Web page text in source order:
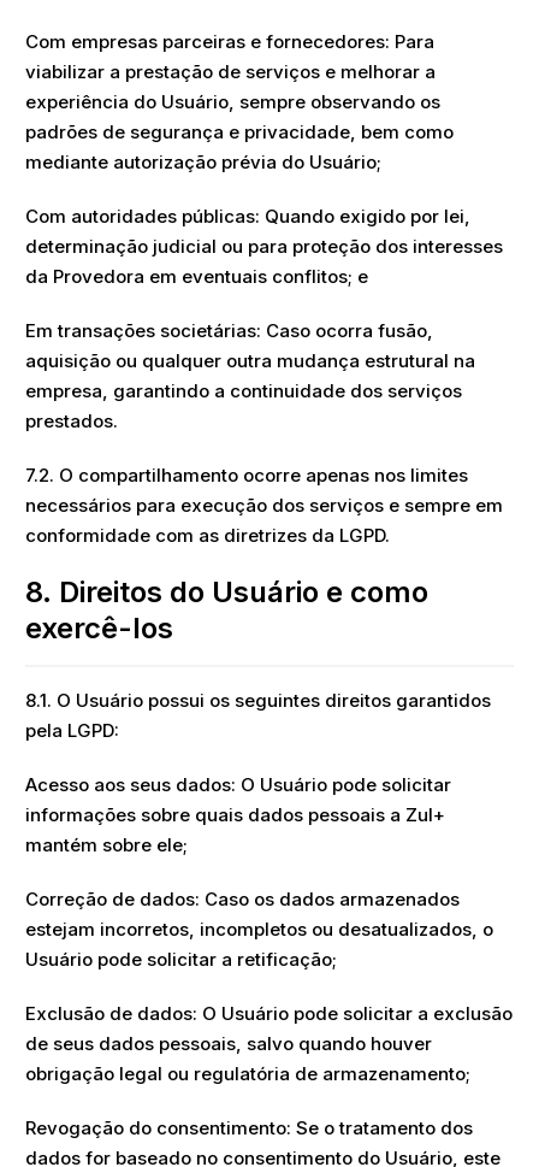
Com empresas parceiras e fornecedores: Para
viabilizar a prestação de serviços e melhorar a
experiência do Usuário, sempre observando os
padrões de segurança e privacidade, bem como
mediante autorização prévia do Usuário;
Com autoridades públicas: Quando exigido por lei,
determinação judicial ou para proteção dos interesses
da Provedora em eventuais conflitos; e
Em transações societárias: Caso ocorra fusão,
aquisição ou qualquer outra mudança estrutural na
empresa, garantindo a continuidade dos serviços
prestados.
7.2. O compartilhamento ocorre apenas nos limites
necessários para execução dos serviços e sempre em
conformidade com as diretrizes da LGPD.
8. Direitos do Usuário e como
exercê-los
8.1. O Usuário possui os seguintes direitos garantidos
pela LGPD:
Acesso aos seus dados: O Usuário pode solicitar
informações sobre quais dados pessoais a Zul+
mantém sobre ele;
Correção de dados: Caso os dados armazenados
estejam incorretos, incompletos ou desatualizados, o
Usuário pode solicitar a retificação;
Exclusão de dados: O Usuário pode solicitar a exclusão
de seus dados pessoais, salvo quando houver
obrigação legal ou regulatória de armazenamento;
Revogação do consentimento: Se o tratamento dos
dados for baseado no consentimento do Usuário, este